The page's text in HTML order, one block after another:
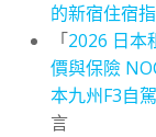
的新宿住宿
「2026 日本
價與保險
本九州F3自
言